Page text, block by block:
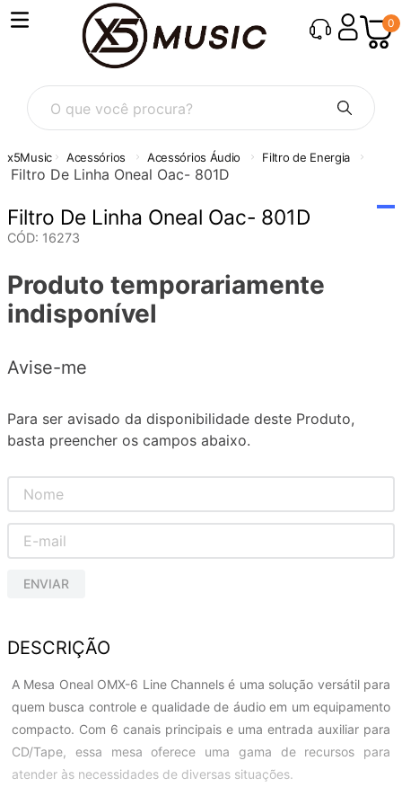
0
O que você procura?
Acessórios Acessórios Áudio Filtro de Energia
Filtro De Linha Oneal Oac- 801D
Filtro De Linha Oneal Oac- 801D
CÓD: 16273
Produto temporariamente
indisponível
Avise-me
Para ser avisado da disponibilidade deste Produto,
basta preencher os campos abaixo.
ENVIAR
DESCRIÇÃO
A Mesa Oneal OMX-6 Line Channels é uma solução versátil para
quem busca controle e qualidade de áudio em um equipamento
compacto. Com 6 canais principais e uma entrada auxiliar para
CD/Tape, essa mesa oferece uma gama de recursos para
atender às necessidades de diversas situações.